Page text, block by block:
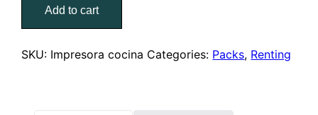
Add to cart
SKU: Impresora cocina Categories: Packs, Renting